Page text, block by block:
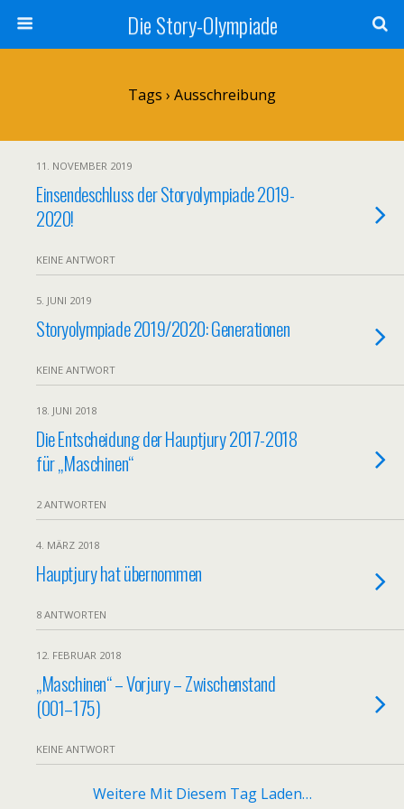
Die Story-Olympiade
Tags › Ausschreibung
11. NOVEMBER 2019
Einsendeschluss der Storyolympiade 2019-
2020!
KEINE ANTWORT
5. JUNI 2019
Storyolympiade 2019/2020: Generationen
KEINE ANTWORT
18. JUNI 2018
Die Entscheidung der Hauptjury 2017-2018
für „Maschinen“
2 ANTWORTEN
4. MÄRZ 2018
Hauptjury hat übernommen
8 ANTWORTEN
12. FEBRUAR 2018
„Maschinen“ – Vorjury – Zwischenstand
(001–175)
KEINE ANTWORT
Weitere Mit Diesem Tag Laden…